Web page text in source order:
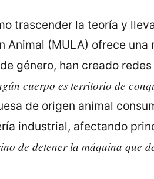
trascender la teoría y
Animal (MULA) ofrece
género, han creado
cuerpo es territorio de
de origen animal
industrial, afectando
de detener la máquina que